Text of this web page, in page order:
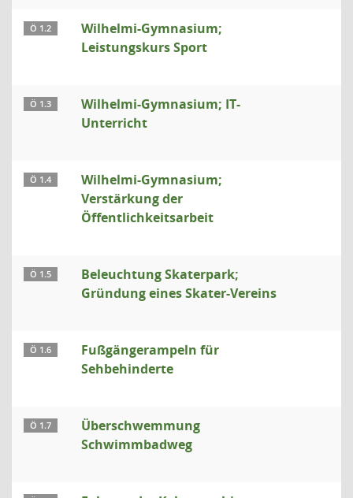
Ö 1.2
Wilhelmi-Gymnasium;
Leistungskurs Sport
Ö 1.3
Wilhelmi-Gymnasium; IT-
Unterricht
Ö 1.4
Wilhelmi-Gymnasium;
Verstärkung der
Öffentlichkeitsarbeit
Ö 1.5
Beleuchtung Skaterpark;
Gründung eines Skater-Vereins
Ö 1.6
Fußgängerampeln für
Sehbehinderte
Ö 1.7
Überschwemmung
Schwimmbadweg